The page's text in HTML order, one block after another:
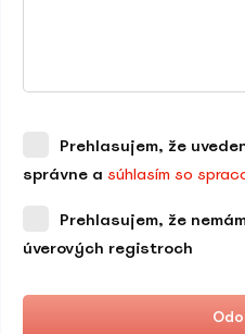
Prehlasujem, že
správne a súhlasím so
Prehlasujem, že
úverových registroch